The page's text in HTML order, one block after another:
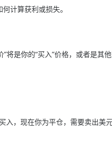
计算获利或损失。
是你的“买入”价格，或者是其他
，现在你为平仓，需要卖出美